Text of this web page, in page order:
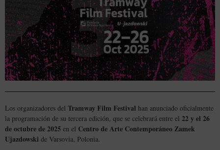
Los organizadores del Tramway Film Festival han anunciado oficialmente
la programación de su tercera edición, que se celebrará entre el 22 y el 26
de octubre de 2025 en el Centro de Arte Contemporáneo Zamek
Ujazdowski de Varsovia, Polonia.